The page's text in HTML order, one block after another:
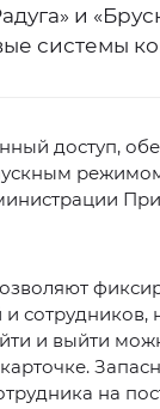
и
системы
доступ,
и сотрудников,
и выйти
на